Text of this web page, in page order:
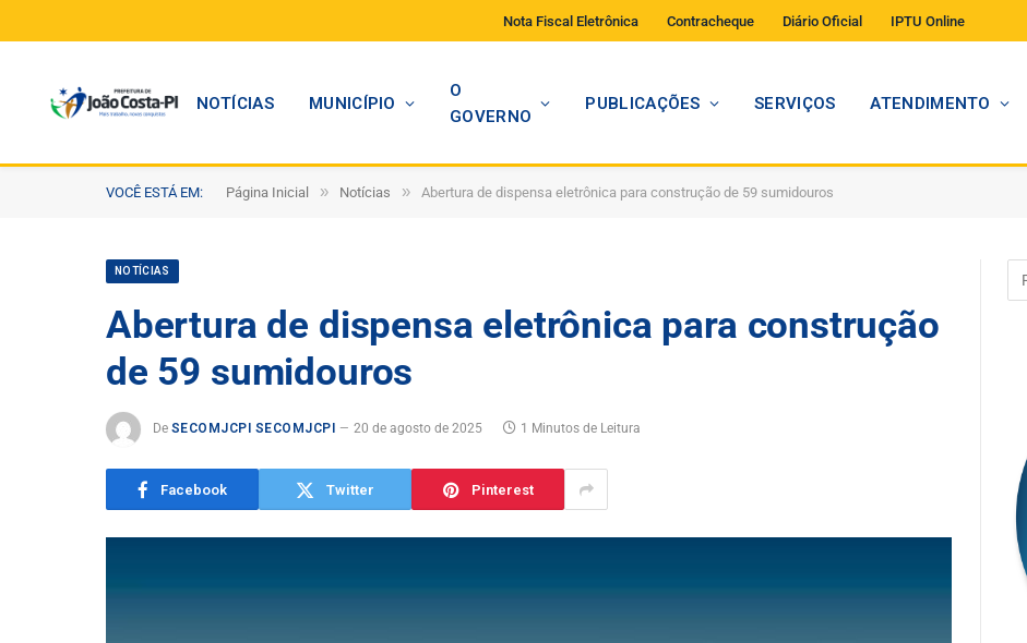
Nota Fiscal Eletrônica Contracheque Diário Oficial IPTU Online
NOTÍCIAS MUNICÍPIO
O
GOVERNO
PUBLICAÇÕES SERVIÇOS ATENDIMENTO
VOCÊ ESTÁ EM: Página Inicial » Notícias » Abertura de dispensa eletrônica para construção de 59 sumidouros
NOTÍCIAS
Abertura de dispensa eletrônica para construção
de 59 sumidouros
De SECOMJCPI SECOMJCPI 20 de agosto de 2025 1 Minutos de Leitura
Facebook Twitter Pinterest